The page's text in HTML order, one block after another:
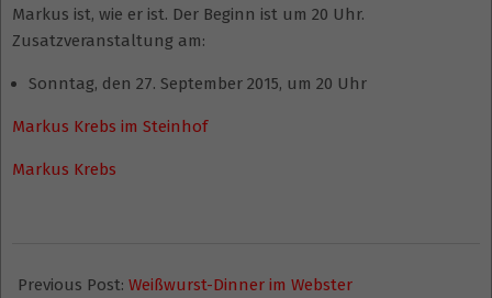
Markus ist, wie er ist. Der Beginn ist um 20 Uhr.
Zusatzveranstaltung am:
Sonntag, den 27. September 2015, um 20 Uhr
Markus Krebs im Steinhof
Markus Krebs
08-
Previous Post: Weißwurst-Dinner im Webster